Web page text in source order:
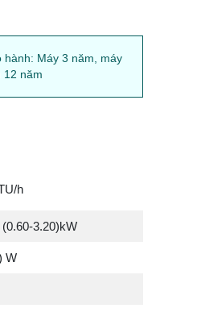
hành: Máy 3 năm, máy
12 năm
h
3.20)kW
W